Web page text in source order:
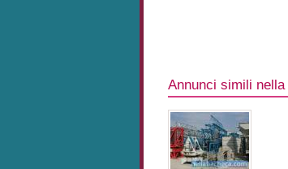
Annunci simili